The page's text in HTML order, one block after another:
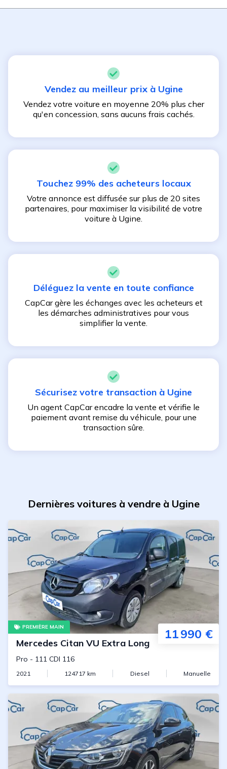
Vendez au meilleur prix à Ugine
Vendez votre voiture en moyenne 20% plus cher
qu'en concession, sans aucuns frais cachés.
Touchez 99% des acheteurs locaux
Votre annonce est diffusée sur plus de 20 sites
partenaires, pour maximiser la visibilité de votre
voiture à Ugine.
Déléguez la vente en toute confiance
CapCar gère les échanges avec les acheteurs et
les démarches administratives pour vous
simplifier la vente.
Sécurisez votre transaction à Ugine
Un agent CapCar encadre la vente et vérifie le
paiement avant remise du véhicule, pour une
transaction sûre.
Dernières voitures à vendre à Ugine
PREMIÈRE MAIN 11 990 €
Mercedes Citan VU Extra Long
Pro - 111 CDI 116
2021 124717 km Diesel Manuelle